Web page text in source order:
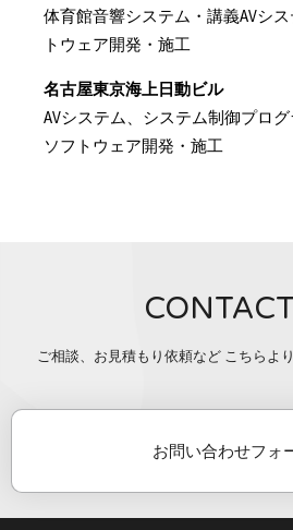
体育館音響システム・講義AVシ
トウェア開発・施工
名古屋東京海上日動ビル
AVシステム、システム制御プログ
ソフトウェア開発・施工
ご相談、お見積もり依頼など こちらよ
お問い合わせフォ